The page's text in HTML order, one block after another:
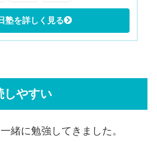
しやすい
緒に勉強してきました。